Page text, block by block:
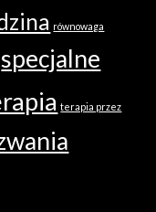
równowaga
specjalne
terapia przez